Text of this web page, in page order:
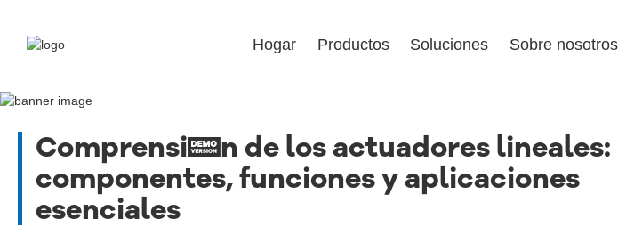
Hogar Productos Soluciones Sobre nosotros
Comprensión de los actuadores lineales:
componentes, funciones y aplicaciones
esenciales